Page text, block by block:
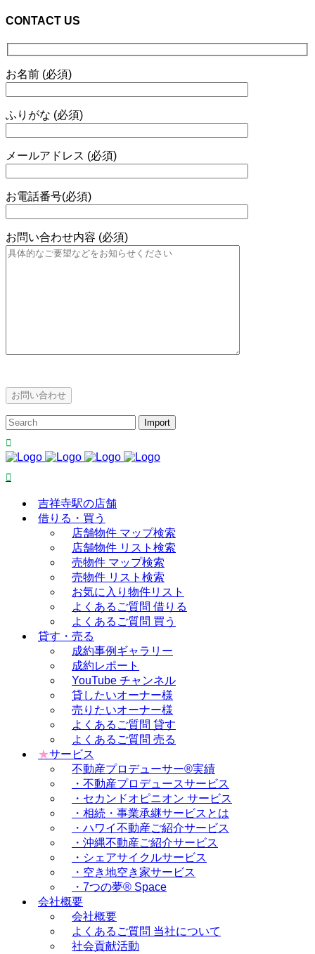
CONTACT US
お名前 (必須)
ふりがな (必須)
メールアドレス (必須)
お電話番号(必須)
お問い合わせ内容 (必須)
吉祥寺駅の店舗
借りる・買う
店舗物件 マップ検索
店舗物件 リスト検索
売物件 マップ検索
売物件 リスト検索
お気に入り物件リスト
よくあるご質問 借りる
よくあるご質問 買う
貸す・売る
成約事例ギャラリー
成約レポート
YouTube チャンネル
貸したいオーナー様
売りたいオーナー様
よくあるご質問 貸す
よくあるご質問 売る
★サービス
不動産プロデューサー®実績
・不動産プロデュースサービス
・セカンドオピニオン サービス
・相続・事業承継サービスとは
・ハワイ不動産ご紹介サービス
・沖縄不動産ご紹介サービス
・シェアサイクルサービス
・空き地空き家サービス
・7つの夢® Space
会社概要
会社概要
よくあるご質問 当社について
社会貢献活動